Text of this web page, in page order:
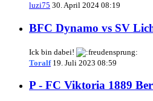
luzi75 30. April 2024 08:19
BFC Dynamo vs SV
Ick bin dabei!
Toralf 19. Juli 2023 08:59
P - FC Viktoria 1889